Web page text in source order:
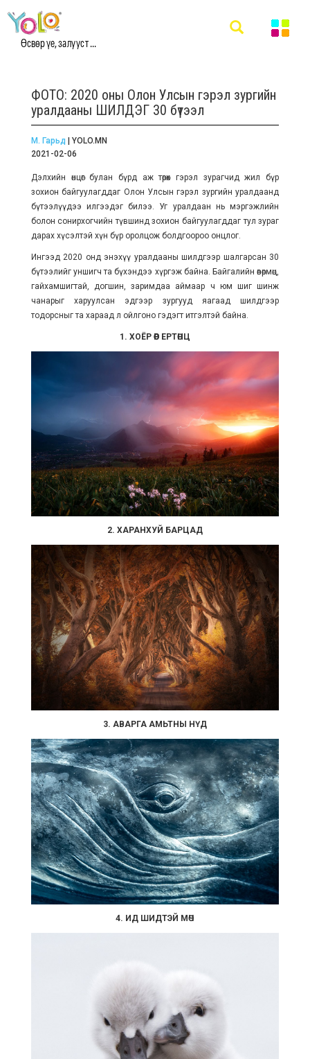
Өсвөр үе, залууст ...
ФОТО: 2020 оны Олон Улсын гэрэл зургийн
уралдааны ШИЛДЭГ 30 бүтээл
М. Гарьд| YOLO.MN
2021-02-06
Дэлхийн өнцөг булан бүрд аж төрөх гэрэл зурагчид жил бүр
зохион байгуулагддаг Олон Улсын гэрэл зургийн уралдаанд
бүтээлүүдээ илгээдэг билээ. Уг уралдаан нь мэргэжлийн
болон сонирхогчийн түвшинд зохион байгуулагддаг тул зураг
дарах хүсэлтэй хүн бүр оролцож болдгоороо онцлог.
Ингээд 2020 онд энэхүү уралдааны шилдгээр шалгарсан 30
бүтээлийг уншигч та бүхэндээ хүргэж байна. Байгалийн өвөрмөц,
гайхамшигтай, догшин, заримдаа аймаар ч юм шиг шинж
чанарыг харуулсан эдгээр зургууд яагаад шилдгээр
тодорсныг та хараад л ойлгоно гэдэгт итгэлтэй байна.
1. ХОЁР ӨӨР ЕРТӨНЦ
2. ХАРАНХУЙ БАРЦАД
3. АВАРГА АМЬТНЫ НҮД
4. ИД ШИДТЭЙ МӨЧ